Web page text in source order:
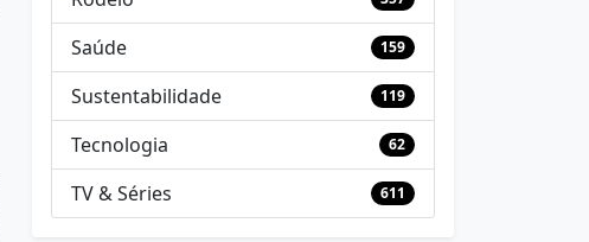
Saúde 159
Sustentabilidade 119
Tecnologia 62
TV & Séries 611